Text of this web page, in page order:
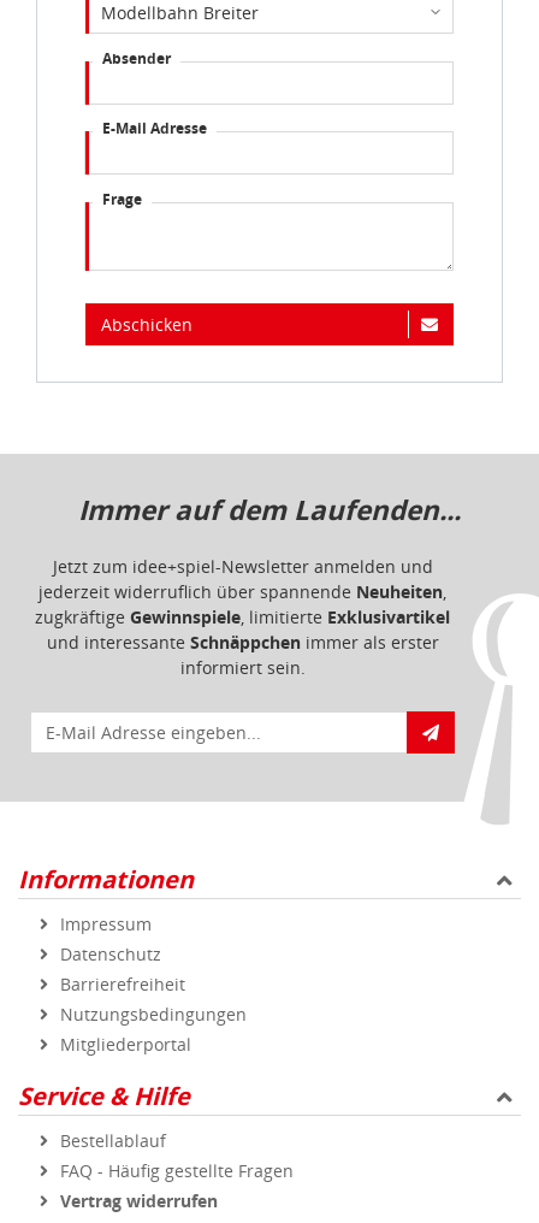
Absender
E-Mail Adresse
Frage
Abschicken
Immer auf dem Laufenden...
Jetzt zum idee+spiel-Newsletter anmelden und
jederzeit widerruflich über spannende Neuheiten,
zugkräftige Gewinnspiele, limitierte Exklusivartikel
und interessante Schnäppchenimmer als erster
informiert sein.
E-Mail für Newsletteranmeldung
Informationen
Impressum
Datenschutz
Barrierefreiheit
Nutzungsbedingungen
Mitgliederportal
Service & Hilfe
Bestellablauf
FAQ - Häufig gestellte Fragen
Vertrag widerrufen